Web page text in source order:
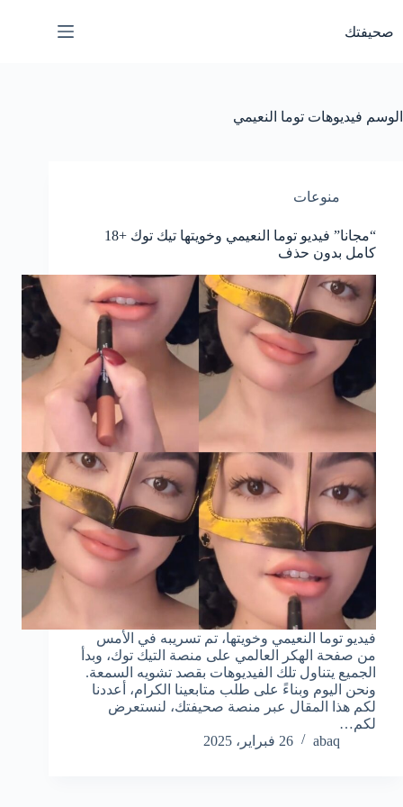
المحتوى
صحيفتك
الوسم فيديوهات توما النعيمي
منوعات
“مجانا” فيديو توما النعيمي وخويتها تيك توك +18
كامل بدون حذف
فيديو توما النعيمي وخويتها، تم تسريبه في الأمس
من صفحة الهكر العالمي على منصة التيك توك، وبدأ
الجميع يتناول تلك الفيديوهات بقصد تشويه السمعة.
ونحن اليوم وبناءً على طلب متابعينا الكرام، أعددنا
لكم هذا المقال عبر منصة صحيفتك، لنستعرض
لكم…
abaq
26 فبراير، 2025